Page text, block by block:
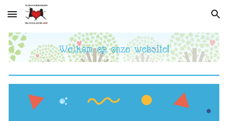
Skip to main content Skip to navigation